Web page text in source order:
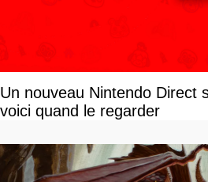
Un nouveau Nintendo Direct
voici quand le regarder